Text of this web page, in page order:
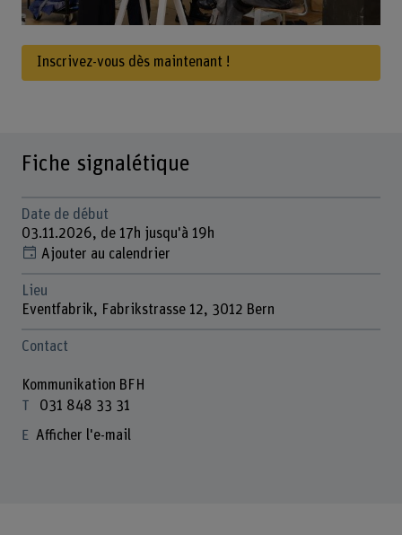
Inscrivez-vous dès maintenant !
Fiche signalétique
Date de début
03.11.2026, de 17h jusqu'à 19h
Ajouter au calendrier
Lieu
Eventfabrik, Fabrikstrasse 12, 3012 Bern
Contact
Kommunikation BFH
031 848 33 31
Afficher l'e-mail